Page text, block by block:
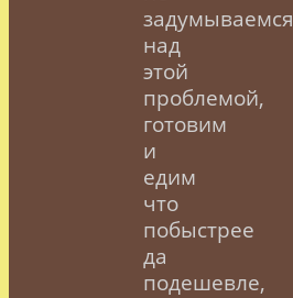
задумываемся
над
этой
проблемой,
готовим
и
едим
что
побыстрее
да
подешевле,